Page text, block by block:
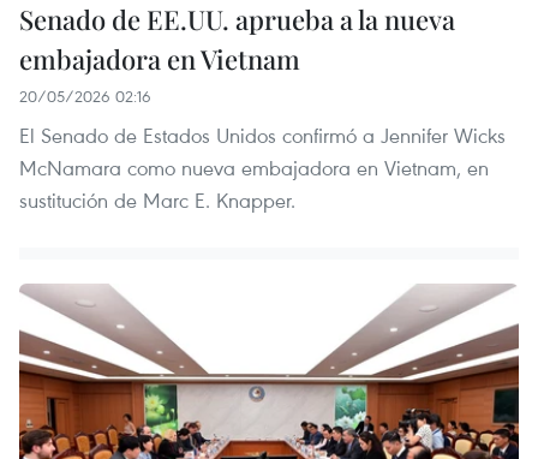
Senado de EE.UU. aprueba a la nueva
embajadora en Vietnam
20/05/2026 02:16
El Senado de Estados Unidos confirmó a Jennifer Wicks
McNamara como nueva embajadora en Vietnam, en
sustitución de Marc E. Knapper.